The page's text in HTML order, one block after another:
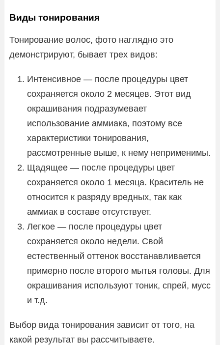
Виды тонирования
Тонирование волос, фото наглядно это
демонстрируют, бывает трех видов:
Интенсивное — после процедуры цвет
сохраняется около 2 месяцев. Этот вид
окрашивания подразумевает
использование аммиака, поэтому все
характеристики тонирования,
рассмотренные выше, к нему неприменимы.
Щадящее — после процедуры цвет
сохраняется около 1 месяца. Краситель не
относится к разряду вредных, так как
аммиак в составе отсутствует.
Легкое — после процедуры цвет
сохраняется около недели. Свой
естественный оттенок восстанавливается
примерно после второго мытья головы. Для
окрашивания используют тоник, спрей, мусс
и т.д.
Выбор вида тонирования зависит от того, на
какой результат вы рассчитываете.